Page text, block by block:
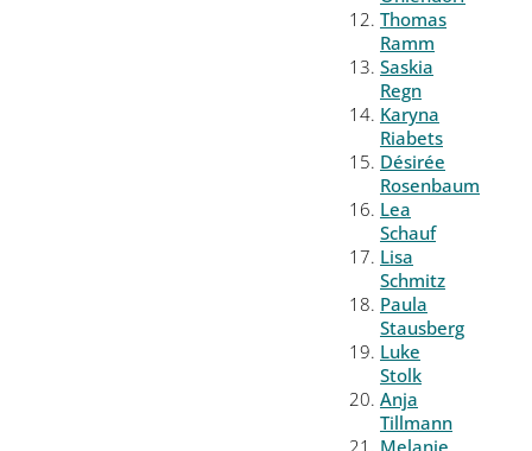
Thomas
Ramm
Saskia
Regn
Karyna
Riabets
Désirée
Rosenbaum
Lea
Schauf
Lisa
Schmitz
Paula
Stausberg
Luke
Stolk
Anja
Tillmann
Melanie